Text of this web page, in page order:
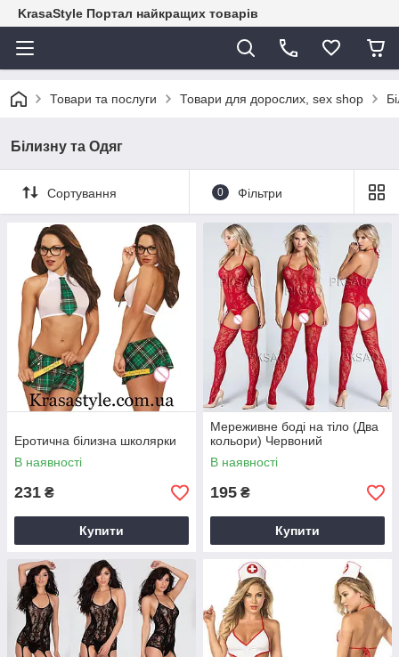
KrasaStyle Портал найкращих товарів
Товари та послуги Товари для дорослих, sex shop
Білизну та Одяг
Сортування 0 Фільтри
Еротична білизна школярки
В наявності
231 ₴
Купити
Мереживне боді на тіло (Два
кольори) Червоний
В наявності
195 ₴
Купити